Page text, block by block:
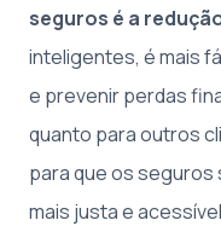
seguros é a
inteligentes, é mais
e prevenir perdas
quanto para outros
para que os
mais justa e